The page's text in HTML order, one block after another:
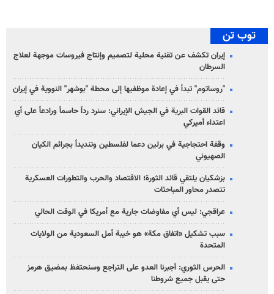
توب تن
إيران تكشف عن تقنية محلية لتصميم وإنتاج فيروسات موجهة لعلاج
السرطان
"روساتوم" تبدأ في إعادة موظفيها إلى محطة "بوشهر" النووية في إيران
قائد القوات البرية في الجيش الإيراني: سنرد رداً حاسماً ورادعاً على أي
اعتداء أميركي
وقفة احتجاجية في برلين دعما لفلسطين وتنديداً بجرائم الكيان
الصهیوني
بزشكيان يلتقي قائد الثورة؛ الاقتصاد والحرب والتطورات العسكرية
تتصدر محاور المباحثات
عراقجي: ليس أي مفاوضات جارية مع أمريكا في الوقت الحالي
سبب تشكيل «اتفاق مكة» هو خيبة أمل السعودية من الولايات
المتحدة
الحرس الثوري: أجبرنا العدو على التراجع وسنحتفظ بمضيق هرمز
حتى يقبل جميع شروطنا